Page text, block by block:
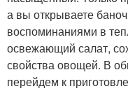
а вы открываете
воспоминаниями в
освежающий салат,
свойства овощей. В
перейдем к